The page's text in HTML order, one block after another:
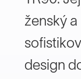
ženský a
design